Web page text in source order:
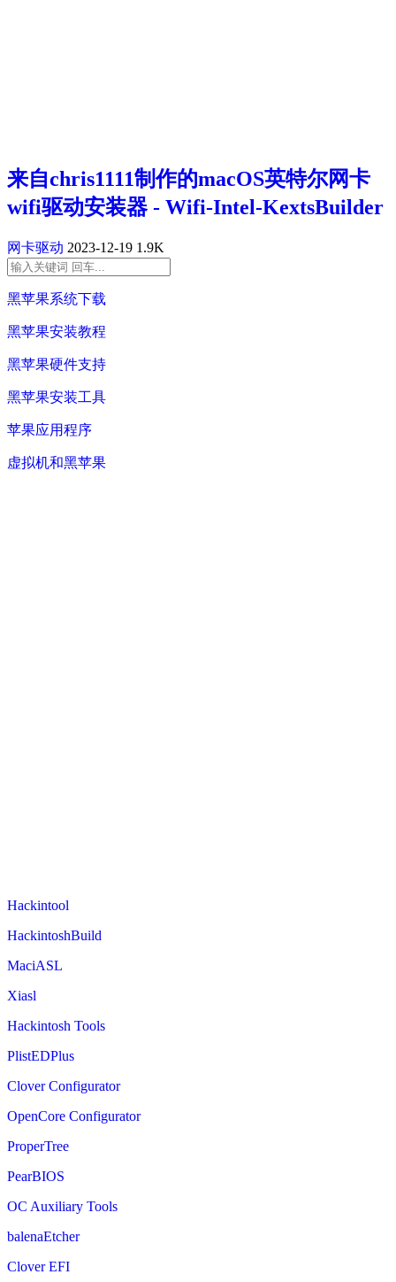
来自chris1111制作的macOS英特尔网卡
wifi驱动安装器 - Wifi-Intel-KextsBuilder
网卡驱动 2023-12-19 1.9K
黑苹果系统下载
黑苹果安装教程
黑苹果硬件支持
黑苹果安装工具
苹果应用程序
虚拟机和黑苹果
Hackintool
HackintoshBuild
MaciASL
Xiasl
Hackintosh Tools
PlistEDPlus
Clover Configurator
OpenCore Configurator
ProperTree
PearBIOS
OC Auxiliary Tools
balenaEtcher
Clover EFI